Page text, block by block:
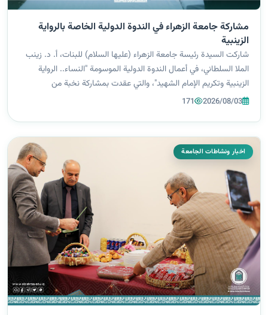
مشاركة جامعة الزهراء في الندوة الدولية الخاصة بالرواية
الزينبية
شاركت السيدة رئيسة جامعة الزهراء (عليها السلام) للبنات، أ. د. زينب
الملا السلطاني، في أعمال الندوة الدولية الموسومة "النساء.. الرواية
الزينبية وتكريم الإمام الشهيد"، والتي عقدت بمشاركة نخبة من
الشخصيات الأكاديمية والباحثين والمتخصصين في عدد من الدول،
2026/08/03
171
اخبار ونشاطات الجامعة